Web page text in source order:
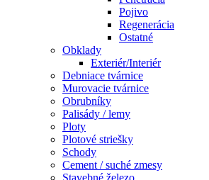
Pojivo
Regenerácia
Ostatné
Obklady
Exteriér/Interiér
Debniace tvárnice
Murovacie tvárnice
Obrubníky
Palisády / lemy
Ploty
Plotové striešky
Schody
Cement / suché zmesy
Stavebné železo